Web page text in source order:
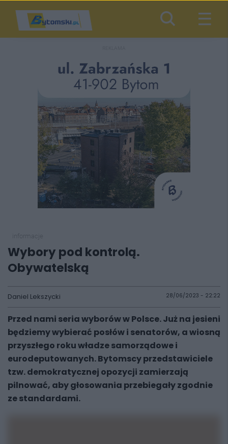
Wybory pod kontrolą.
Obywatelską
Daniel Lekszycki 28/06/2023 - 22:22
Przed nami seria wyborów w Polsce. Już na jesieni
będziemy wybierać posłów i senatorów, a wiosną
przyszłego roku władze samorządowe i
eurodeputowanych. Bytomscy przedstawiciele
tzw. demokratycznej opozycji zamierzają
pilnować, aby głosowania przebiegały zgodnie
ze standardami.